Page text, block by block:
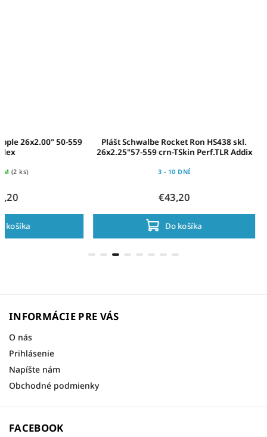
Plášt Schwalbe Rocket Ron HS438 skl.
26x2.25"57-559 crn-TSkin Perf.TLR Addix
Plášť Michelin
INFORMÁCIE PRE VÁS
O nás
Prihlásenie
Napíšte nám
Obchodné podmienky
FACEBOOK